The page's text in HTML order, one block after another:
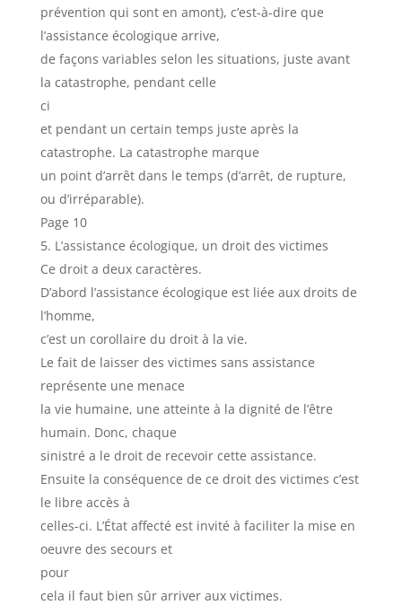
prévention qui sont en amont), c’est-à-dire que
l’assistance écologique arrive,
de façons variables selon les situations, juste avant
la catastrophe, pendant celle
ci
et pendant un certain temps juste après la
catastrophe. La catastrophe marque
un point d’arrêt dans le temps (d’arrêt, de rupture,
ou d’irréparable).
Page 10
L’assistance écologique, un droit des victimes
Ce droit a deux caractères.
D’abord l’assistance écologique est liée aux droits de
l’homme,
c’est un corollaire du droit à la vie.
Le fait de laisser des victimes sans assistance
représente une menace
la vie humaine, une atteinte à la dignité de l’être
humain. Donc, chaque
sinistré a le droit de recevoir cette assistance.
Ensuite la conséquence de ce droit des victimes c’est
le libre accès à
celles-ci. L’État affecté est invité à faciliter la mise en
oeuvre des secours et
pour
cela il faut bien sûr arriver aux victimes.